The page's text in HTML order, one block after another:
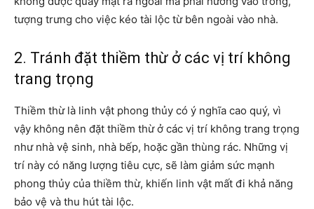
tượng trưng cho việc kéo tài lộc từ bên ngoài vào nhà.
2. Tránh đặt thiềm thừ ở các vị trí không
trang trọng
Thiềm thừ là linh vật phong thủy có ý nghĩa cao quý, vì
vậy không nên đặt thiềm thừ ở các vị trí không trang trọng
như nhà vệ sinh, nhà bếp, hoặc gần thùng rác. Những vị
trí này có năng lượng tiêu cực, sẽ làm giảm sức mạnh
phong thủy của thiềm thừ, khiến linh vật mất đi khả năng
bảo vệ và thu hút tài lộc.